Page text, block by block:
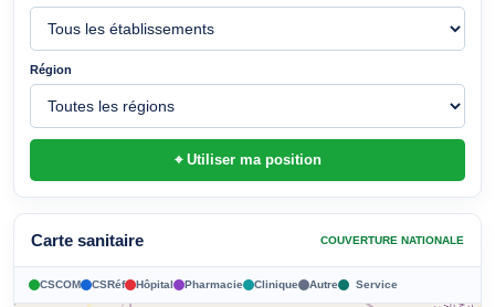
Région
⌖ Utiliser ma position
Carte sanitaire COUVERTURE NATIONALE
CSCOM CSRéf Hôpital Pharmacie Clinique Autre Service